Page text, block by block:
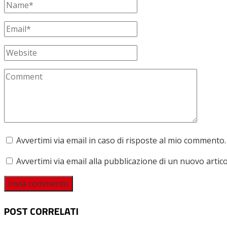
Avvertimi via email in caso di risposte al mio commento.
Avvertimi via email alla pubblicazione di un nuovo
POST CORRELATI